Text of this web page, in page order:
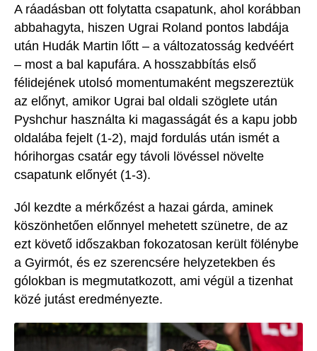
A ráadásban ott folytatta csapatunk, ahol korábban
abbahagyta, hiszen Ugrai Roland pontos labdája
után Hudák Martin lőtt – a változatosság kedvéért
– most a bal kapufára. A hosszabbítás első
félidejének utolsó momentumaként megszereztük
az előnyt, amikor Ugrai bal oldali szöglete után
Pyshchur használta ki magasságát és a kapu jobb
oldalába fejelt (1-2), majd fordulás után ismét a
hórihorgas csatár egy távoli lövéssel növelte
csapatunk előnyét (1-3).
Jól kezdte a mérkőzést a hazai gárda, aminek
köszönhetően előnnyel mehetett szünetre, de az
ezt követő időszakban fokozatosan került fölénybe
a Gyirmót, és ez szerencsére helyzetekben és
gólokban is megmutatkozott, ami végül a tizenhat
közé jutást eredményezte.